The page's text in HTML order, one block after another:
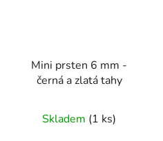
Mini prsten 6 mm -
černá a zlatá tahy
Skladem (1 ks)